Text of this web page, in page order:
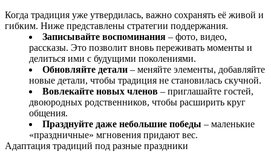
Когда традиция уже утвердилась, важно сохранять её живой и
гибким. Ниже представлены стратегии поддержания.
Записывайте воспоминания – фото, видео,
рассказы. Это позволит вновь переживать моменты и
делиться ими с будущими поколениями.
Обновляйте детали – меняйте элементы, добавляйте
новые детали, чтобы традиция не становилась скучной.
Вовлекайте новых членов – приглашайте гостей,
двоюродных родственников, чтобы расширить круг
общения.
Празднуйте даже небольшие победы – маленькие
«праздничные» мгновения придают вес.
Адаптация традиций под разные праздники